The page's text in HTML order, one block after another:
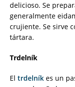
delicioso. Se
generalmente
crujiente. Se sirve
tártara.
Trdelník
El trdelník es un